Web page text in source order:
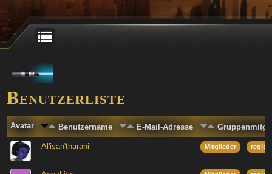
Benutzerliste
Avatar Benutzername E-Mail-Adresse
Al'isan'tharani Mitglieder